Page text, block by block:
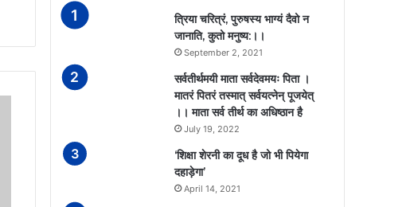
त्रिया चरित्रं, पुरुषस्य भाग्यं दैवो न
जानाति, कुतो मनुष्य:।।
September 2, 2021
सर्वतीर्थमयी माता सर्वदेवमयः पिता ।
मातरं पितरं तस्मात् सर्वयत्नेन् पूजयेत्
।। माता सर्व तीर्थ का अधिष्ठान है
July 19, 2022
‘शिक्षा शेरनी का दूध है जो भी पियेगा
दहाड़ेगा’
April 14, 2021